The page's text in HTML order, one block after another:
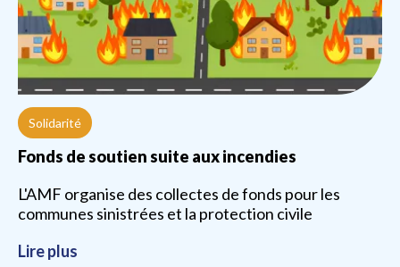
Solidarité
Fonds de soutien suite aux incendies
L'AMF organise des collectes de fonds pour les
communes sinistrées et la protection civile
Lire plus